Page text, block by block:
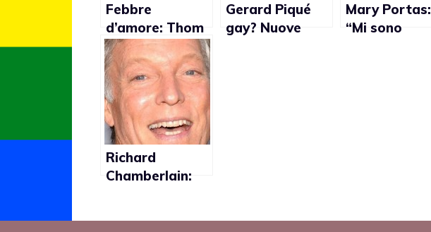
Febbre
d’amore: Thom
Bierdz è pronto
per innamorarsi
Gerard Piqué
gay? Nuove
Mary Portas:
“Mi sono
Richard
Chamberlain: